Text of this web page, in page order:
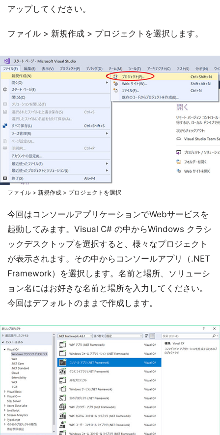
アップしてください。
ファイル > 新規作成 > プロジェクトを選択します。
ファイル > 新規作成 > プロジェクトを選択
今回はコンソールアプリケーションでWebサービスを
起動してみます。Visual C# の中からWindows クラシ
ックデスクトップを選択すると、様々なプロジェクト
が表示されます。その中からコンソールアプリ（.NET
Framework）を選択します。名前と場所、ソリューシ
ョン名にはお好きな名前と場所を入力してください。
今回はデフォルトのままで作成します。